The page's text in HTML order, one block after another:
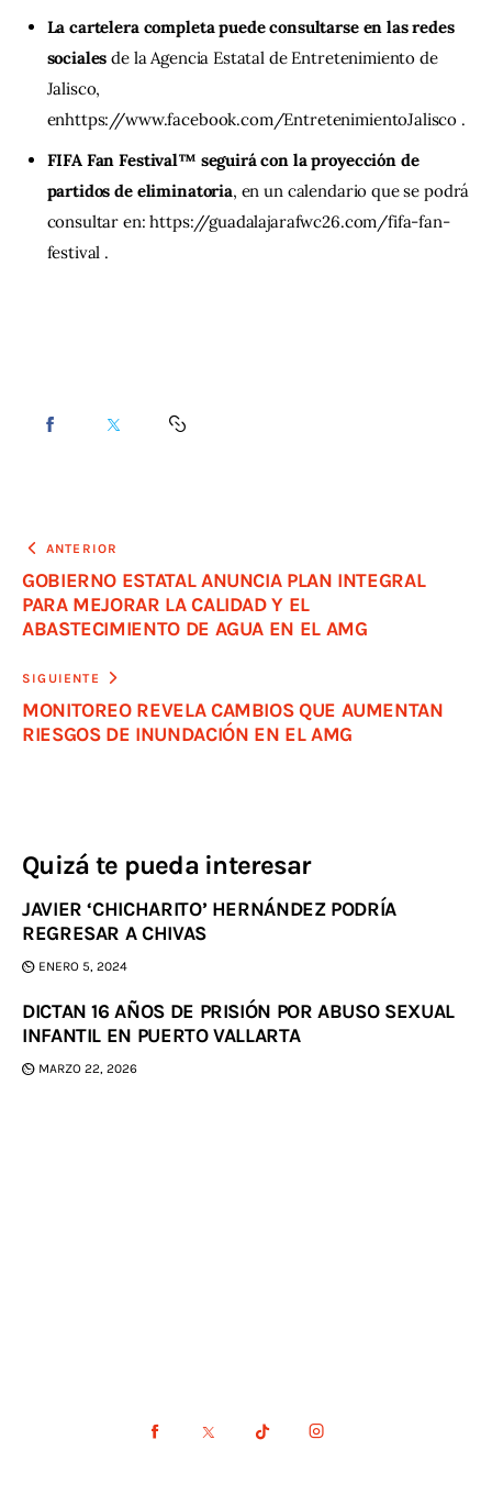
La cartelera completa puede consultarse en las redes
sociales de la Agencia Estatal de Entretenimiento de
Jalisco,
enhttps://www.facebook.com/EntretenimientoJalisco .
FIFA Fan Festival™ seguirá con la proyección de
partidos de eliminatoria, en un calendario que se podrá
consultar en: https://guadalajarafwc26.com/fifa-fan-
festival .
ANTERIOR
GOBIERNO ESTATAL ANUNCIA PLAN INTEGRAL
PARA MEJORAR LA CALIDAD Y EL
ABASTECIMIENTO DE AGUA EN EL AMG
SIGUIENTE
MONITOREO REVELA CAMBIOS QUE AUMENTAN
RIESGOS DE INUNDACIÓN EN EL AMG
Quizá te pueda interesar
JAVIER ‘CHICHARITO’ HERNÁNDEZ PODRÍA
REGRESAR A CHIVAS
ENERO 5, 2024
DICTAN 16 AÑOS DE PRISIÓN POR ABUSO SEXUAL
INFANTIL EN PUERTO VALLARTA
MARZO 22, 2026